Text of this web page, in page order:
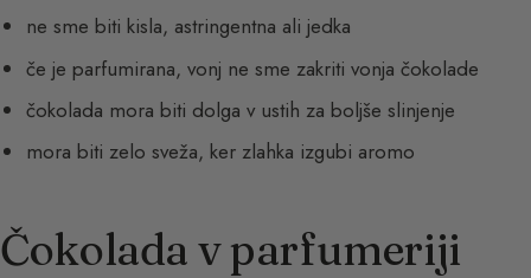
ne sme biti kisla, astringentna ali jedka
če je parfumirana, vonj ne sme zakriti vonja čokolade
čokolada mora biti dolga v ustih za boljše slinjenje
mora biti zelo sveža, ker zlahka izgubi aromo
Čokolada v parfumeriji